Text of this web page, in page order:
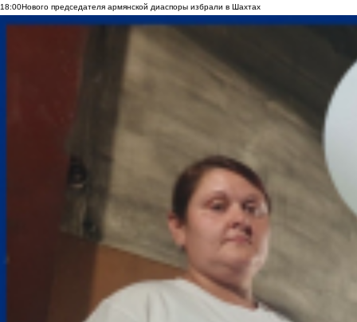
18:00Нового председателя армянской диаспоры избрали в Шахтах